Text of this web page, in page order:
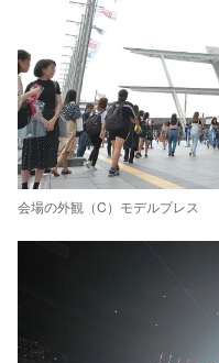
会場の外観（C）モデルプレス